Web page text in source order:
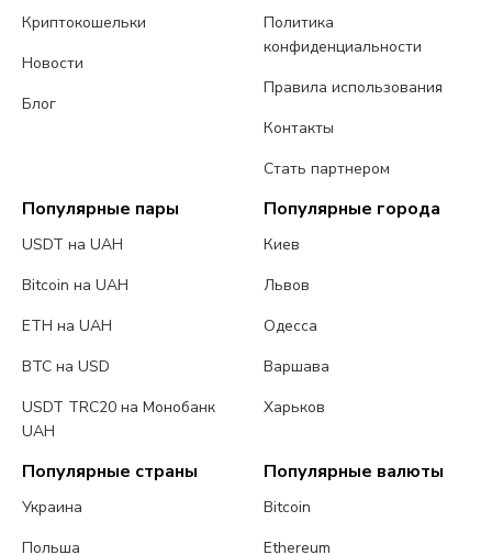
Криптокошельки
Новости
Блог
Политика
конфиденциальности
Правила использования
Контакты
Стать партнером
Популярные пары
USDT на UAH
Bitcoin на UAH
ETH на UAH
BTC на USD
USDT TRC20 на Монобанк
UAH
Популярные города
Киев
Львов
Одесса
Варшава
Харьков
Популярные страны
Украина
Польша
Популярные валюты
Bitcoin
Ethereum